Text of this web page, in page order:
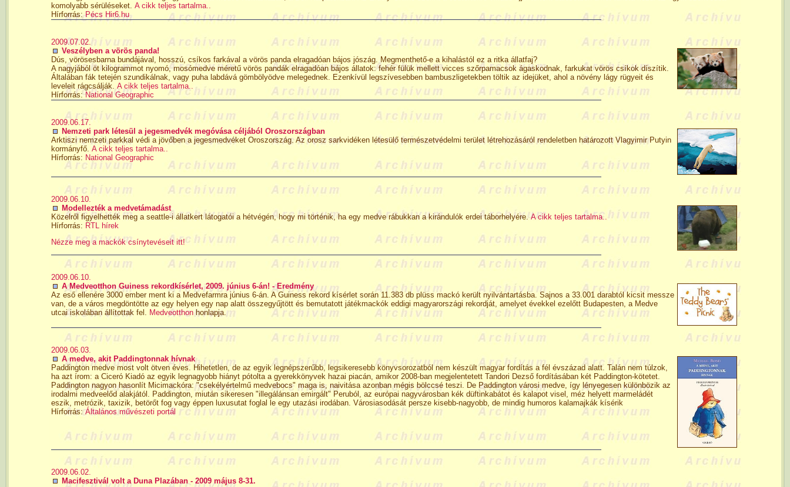
komolyabb sérüléseket. A cikk teljes tartalma..
Hírforrás:Pécs Hir6.hu
2009.07.02.
Veszélyben a vörös panda!
Dús, vörösesbarna bundájával, hosszú, csíkos farkával a vörös panda elragadóan bájos jószág. Megmenthető-e a kihalástól ez a ritka állatfaj?
A nagyjából öt kilogrammot nyomó, mosómedve méretű vörös pandák elragadóan bájos állatok: fehér fülük mellett vicces szőrpamacsok ágaskodnak, farkukat vörös csíkok díszítik.
Általában fák tetején szundikálnak, vagy puha labdává gömbölyödve melegednek. Ezenkívül legszívesebben bambuszligetekben töltik az idejüket, ahol a növény lágy rügyeit és
leveleit rágcsálják. A cikk teljes tartalma..
Hírforrás: National Geographic
2009.06.17.
Nemzeti park létesül a jegesmedvék megóvása céljából Oroszországban
Arktiszi nemzeti parkkal védi a jövőben a jegesmedvéket Oroszország. Az orosz sarkvidéken létesülő természetvédelmi terület létrehozásáról rendeletben határozott Vlagyimir Putyin
kormányfő. A cikk teljes tartalma..
Hírforrás: National Geographic
2009.06.10.
Modellezték a medvetámadást
Közelről figyelhették meg a seattle-i állatkert látogatói a hétvégén, hogy mi történik, ha egy medve rábukkan a kirándulók erdei táborhelyére. A cikk teljes tartalma..
Hírforrás: RTL hírek
Nézze meg a mackók csínytevéseit itt!
2009.06.10.
A Medveotthon Guiness rekordkísérlet, 2009. június 6-án! - Eredmény
Az eső ellenére 3000 ember ment ki a Medvefarmra június 6-án. A Guiness rekord kísérlet során 11.383 db plüss mackó került nyilvántartásba. Sajnos a 33.001 darabtól kicsit messze
van, de a város megdöntötte az egy helyen egy nap alatt összegyűjtött és bemutatott játékmackók eddigi magyarországi rekordját, amelyet évekkel ezelőtt Budapesten, a Medve
utcai iskolában állítottak fel. Medveotthonhonlapja.
2009.06.03.
A medve, akit Paddingtonnak hívnak
Paddington medve most volt ötven éves. Hihetetlen, de az egyik legnépszerűbb, legsikeresebb könyvsorozatból nem készült magyar fordítás a fél évszázad alatt. Talán nem túlzok,
ha azt írom: a Ciceró Kiadó az egyik legnagyobb hiányt pótolta a gyerekkönyvek hazai piacán, amikor 2008-ban megjelentetett Tandori Dezső fordításában két Paddington-kötetet.
Paddington nagyon hasonlít Micimackóra: "csekélyértelmű medvebocs" maga is, naivitása azonban mégis bölccsé teszi. De Paddington városi medve, így lényegesen különbözik az
irodalmi medveelőd alakjától. Paddington, miután sikeresen "illegálánsan emirgált" Peruból, az európai nagyvárosban kék düftinkabátot és kalapot visel, méz helyett marmeládét
eszik, metrózik, taxizik, betörőt fog vagy éppen luxusutat foglal le egy utazási irodában. Városiasodását persze kisebb-nagyobb, de mindig humoros kalamajkák kísérik
Hírforrás: Általános művészeti portál
2009.06.02.
Macifesztivál volt a Duna Plazában - 2009 május 8-31.